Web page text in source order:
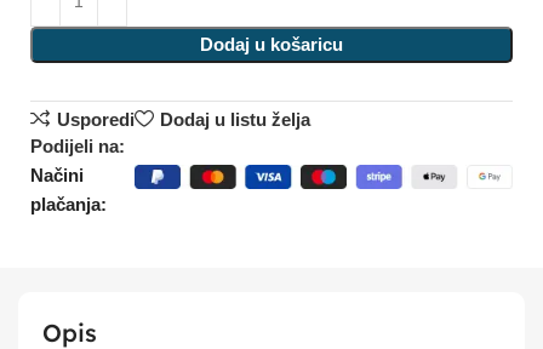
Dodaj u košaricu
Usporedi
Dodaj u listu želja
Podijeli na:
Načini
plačanja:
Opis